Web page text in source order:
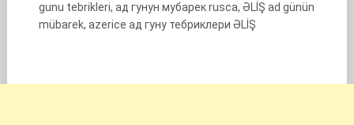
gunu tebrikleri, ад гунун мубарек rusca, ƏLİŞ ad günün
mübarek, azerice ад гуну тебриклери ƏLİŞ